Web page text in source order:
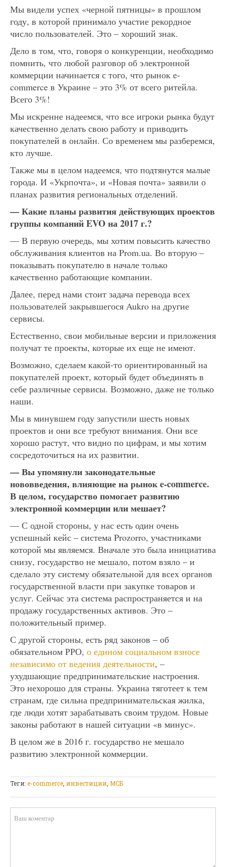
Мы видели успех «черной пятницы» в прошлом
году, в которой принимало участие рекордное
число пользователей. Это – хороший знак.
Дело в том, что, говоря о конкуренции, необходимо
помнить, что любой разговор об электронной
коммерции начинается с того, что рынок e-
commerce в Украине – это 3% от всего ритейла.
Всего 3%!
Мы искренне надеемся, что все игроки рынка будут
качественно делать свою работу и приводить
покупателей в онлайн. Со временем мы разберемся,
кто лучше.
Также мы в целом надеемся, что подтянутся малые
города. И «Укрпочта», и «Новая почта» заявили о
планах развития региональных отделений.
— Какие планы развития действующих проектов
группы компаний EVO на 2017 г.?
— В первую очередь, мы хотим повысить качество
обслуживания клиентов на Prom.ua. Во вторую –
показывать покупателю в начале только
качественно работающие компании.
Далее, перед нами стоит задача перевода всех
пользователей закрывшегося Aukro на другие
сервисы.
Естественно, свои мобильные версии и приложения
получат те проекты, которые их еще не имеют.
Возможно, сделаем какой-то ориентированный на
покупателей проект, который будет объединять в
себе различные сервисы. Возможно, даже не только
наши.
Мы в минувшем году запустили шесть новых
проектов и они все требуют внимания. Они все
хорошо растут, что видно по цифрам, и мы хотим
сосредоточиться на их развитии.
— Вы упомянули законодательные
нововведения, влияющие на рынок e-commerce.
В целом, государство помогает развитию
электронной коммерции или мешает?
— С одной стороны, у нас есть один очень
успешный кейс – система Prozorro, участниками
которой мы являемся. Вначале это была инициатива
снизу, государство не мешало, потом взяло – и
сделало эту систему обязательной для всех органов
государственной власти при закупке товаров и
услуг. Сейчас эта система распространяется и на
продажу государственных активов. Это –
положительный пример.
С другой стороны, есть ряд законов – об
обязательном РРО, о едином социальном взносе
независимо от ведения деятельности, –
ухудшающие предпринимательские настроения.
Это нехорошо для страны. Украина тяготеет к тем
странам, где сильна предпринимательская жилка,
где люди хотят зарабатывать своим трудом. Новые
законы работают в нашей ситуации «в минус».
В целом же в 2016 г. государство не мешало
развитию электронной коммерции.
Теги:e-commerce, инвестиции, МСБ